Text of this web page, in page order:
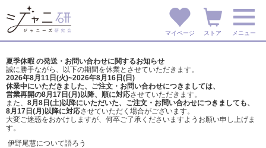
マイページ ストア メニュー
夏季休暇 の発送・お問い合わせに関するお知らせ
誠に勝手ながら、以下の期間を休業とさせていただきます。
2026年8月11日(火)~2026年8月16日(日)
休業中にいただきました、ご注文・お問い合わせにつきましては、
営業再開の8月17日(月)以降、順に対応させていただきます。
また、 8月8日(土)以降にいただいた、ご注文・ お問い合わせにつきましても、
8月17日(月)以降に対応させていただく場合がございます。
大変ご迷惑をおかけしますが、 何卒ご了承くださいますようお願い申し上げま
す。
伊野尾慧について語ろう